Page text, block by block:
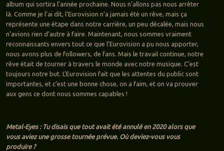
album qui sortira l’année prochaine. Nous n’allons pas nous arrêter
là. Comme je l’ai dit, l’Eurovision n’a jamais été un rêve, mais ça
représente une étape dans notre carrière, un peu décalée, mais nous
n’avions rien d’autre à faire. Maintenant, nous sommes vraiment
reconnaissants envers tout ce que l’Eurovision a pu nous apporter,
nous avons plus de followers, de fans. Mais le travail continue, notre
rêve était de tourner à travers le monde avec notre musique. C’est
toujours notre but. L’Eurovision fait que les attentes du public sont
importantes, et c’est une bonne chose, on a faim, et on va prouver
aux gens ce dont nous sommes capables !
Metal-Eyes : Tu disais que tout avait été annulé en 2020 alors que
vous aviez une grosse tournée prévue. Où deviez-vous vous
produire ?